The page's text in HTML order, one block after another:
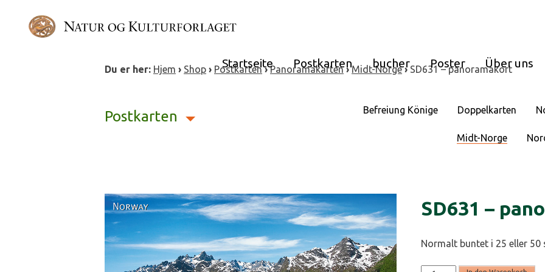
content
Startseite Postkarten bucher Poster Über uns
Du er her: Hjem › Shop › Postkarten›Panoramakarten›Midt-Norge› SD631 – panoramakort
Postkarten Befreiung Könige Doppelkarten
Midt-Norge
SD631 –
Normalt buntet i 25 eller 50